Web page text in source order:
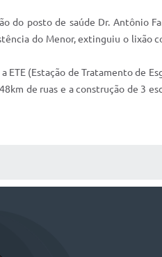
do posto de saúde Dr. Antônio
do Menor, extinguiu o lixão
(Estação de Tratamento de
de ruas e a construção de 3